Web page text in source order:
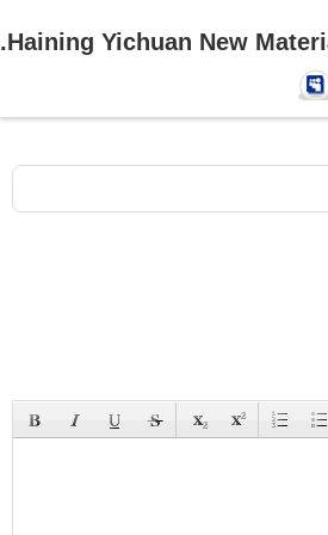
Haining Yichuan New